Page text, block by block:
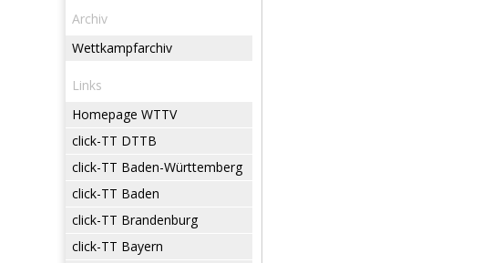
Archiv
Wettkampfarchiv
Links
Homepage WTTV
click-TT DTTB
click-TT Baden-Württemberg
click-TT Baden
click-TT Brandenburg
click-TT Bayern